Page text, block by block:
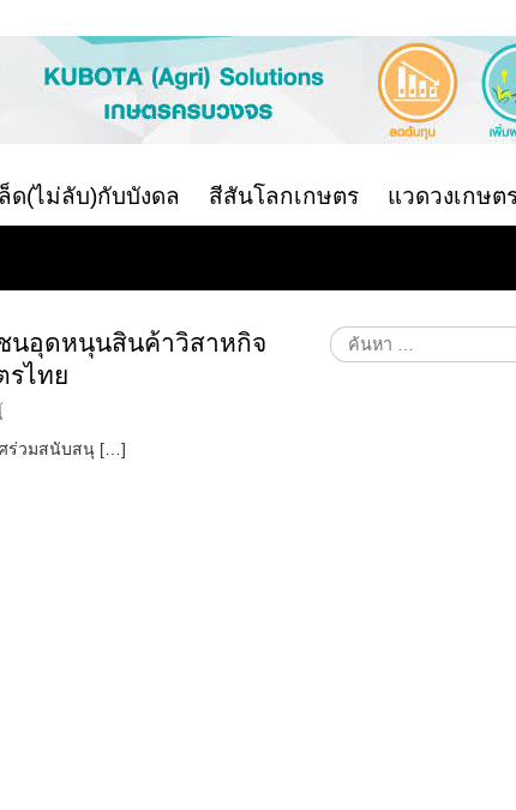
ด(ไม่ลับ)กับบังดล สีสันโลกเกษตร แวดวงเกษต
นอุดหนุนสินค้าวิสาหกิจ
รไทย
ศร่วมสนับสนุ […]
ค้นหา
สำหรับ: